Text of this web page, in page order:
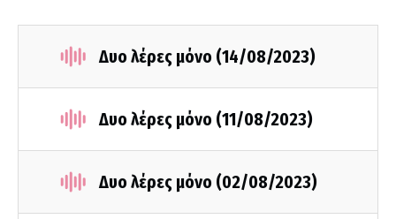
Δυο λέρες μόνο (14/08/2023)
Δυο λέρες μόνο (11/08/2023)
Δυο λέρες μόνο (02/08/2023)